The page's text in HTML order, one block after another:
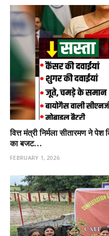
वित्त मंत्री निर्मला सीतारमण ने
का बजट…
FEBRUARY 1, 2026